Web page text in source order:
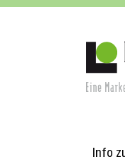
Zum Hauptinhalt springen
Skip to page footer
Info